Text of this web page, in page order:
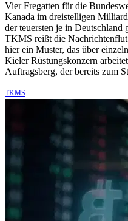
Vier Fregatten für die
Kanada im dreistelligen
der teuersten je in Deutschland
TKMS reißt die
hier ein Muster, das über
Kieler Rüstungskonzern
Auftragsberg, der bereits zum
TKMS